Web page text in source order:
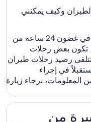
وكيف يمكنني
يمكن إلغاء أغلب رحلات الطيران في غضون 24 ساعة من
تكون بعض رحلات
تتلقى رصيد رحلات طيران
في إجراء
برجاء زيارة
من